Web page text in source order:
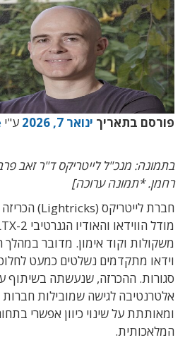
פורסם בתאריך ינואר 7, 2026 ע"י
בתמונה: מנכ"ל לייטריקס ד"ר זאב
רחמן. *תמונה ערוכה]
משקולות וקוד אימון. מדובר במהלך
וידאו מתקדמים נשלטים כמעט
סגורות. ההכרזה, שנעשתה בשיתוף
ומאותתת על שינוי כיוון אפשרי
המלאכותית.